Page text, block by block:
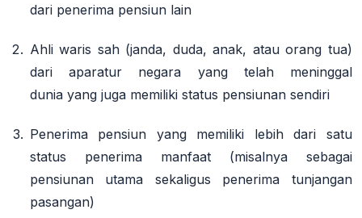
dari penerima pensiun lain
Ahli waris sah (janda, duda, anak, atau orang tua)
dari aparatur negara yang telah meninggal
duniayang juga memiliki status pensiunan sendiri
Penerima pensiun yang memiliki lebih dari satu
status penerima manfaat(misalnya sebagai
pensiunan utama sekaligus penerima tunjangan
pasangan)